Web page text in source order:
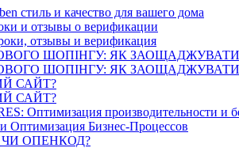
стиль и качество для вашего дома
и отзывы о верификации
отзывы и верификация
ШОПІНГУ: ЯК
ШОПІНГУ: ЯК
САЙТ?
САЙТ?
Оптимизация производительности и
Оптимизация Бизнес-Процессов
ОПЕНКОД?